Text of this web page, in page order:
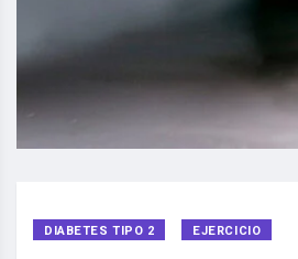
DIABETES TIPO 2 EJERCICIO